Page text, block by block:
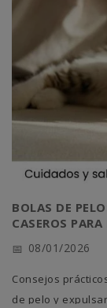
BOLAS DE
CASEROS
08/01/2026
Consejos
de pelo y